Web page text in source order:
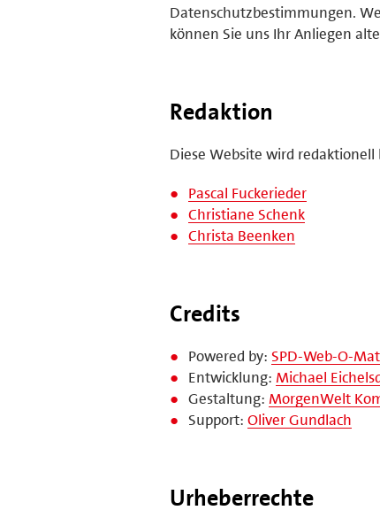
Datenschutzbestimmungen.
können Sie uns Ihr Anliegen
Redaktion
Diese Website wird
Pascal Fuckerieder
Christiane Schenk
Christa Beenken
Credits
Powered by: SPD-Web-O-Mat
Entwicklung:Michael
Gestaltung:MorgenWelt
Support:Oliver Gundlach
Urheberrechte